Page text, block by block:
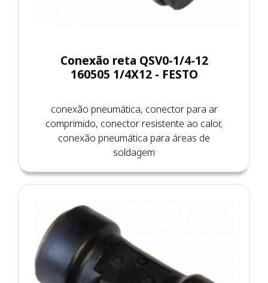
Conexão reta QSV0-1/4-12
160505 1/4X12 - FESTO
conexão pneumática, conector para ar
comprimido, conector resistente ao calor,
conexão pneumática para áreas de
soldagem